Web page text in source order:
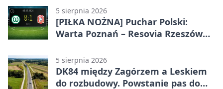
5 sierpnia 2026
[PIŁKA NOŻNA] Puchar Polski:
Warta Poznań – Resovia Rzeszów
pierwszoligowca
5 sierpnia 2026
DK84 między Zagórzem a Leskiem
do rozbudowy. Powstanie pas do